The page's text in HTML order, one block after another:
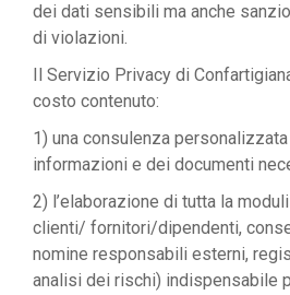
dei dati sensibili ma anche
di violazioni.
Il Servizio Privacy di
costo contenuto:
1) una consulenza
informazioni e dei documenti
2) l’elaborazione di tutta la
clienti/ fornitori/dipendenti,
nomine responsabili esterni,
analisi dei rischi) indispensabile